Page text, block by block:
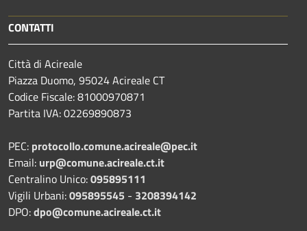
CONTATTI
Città di Acireale
Piazza Duomo, 95024 Acireale CT
Codice Fiscale: 81000970871
Partita IVA: 02269890873
PEC: protocollo.comune.acireale@pec.it
Email: urp@comune.acireale.ct.it
Centralino Unico:095895111
Vigili Urbani:095895545 - 3208394142
DPO:dpo@comune.acireale.ct.it